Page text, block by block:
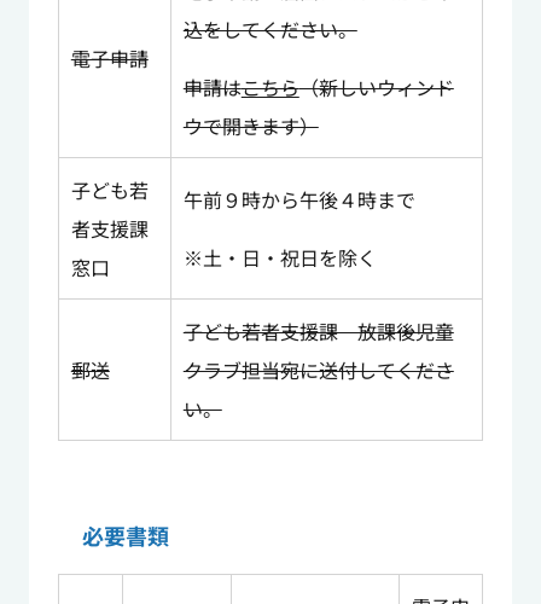
電子申請
込をしてください。
申請はこちら（新しいウィンド
ウで開きます）
子ども若
者支援課
窓口
午前９時から午後４時まで
※土・日・祝日を除く
郵送
子ども若者支援課 放課後児童
クラブ担当宛に送付してくださ
い。
必要書類